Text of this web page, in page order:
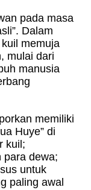
pada masa
Dalam
memuja
mulai dari
manusia
memiliki
Huye” di
kuil;
para dewa;
untuk
paling awal